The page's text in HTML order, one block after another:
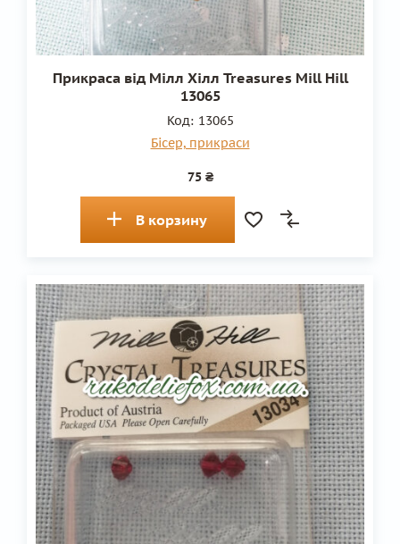
Прикраса від Мілл Хілл Treasures Mill Hill
13065
Код: 13065
Бісер, прикраси
75 ₴
В корзину